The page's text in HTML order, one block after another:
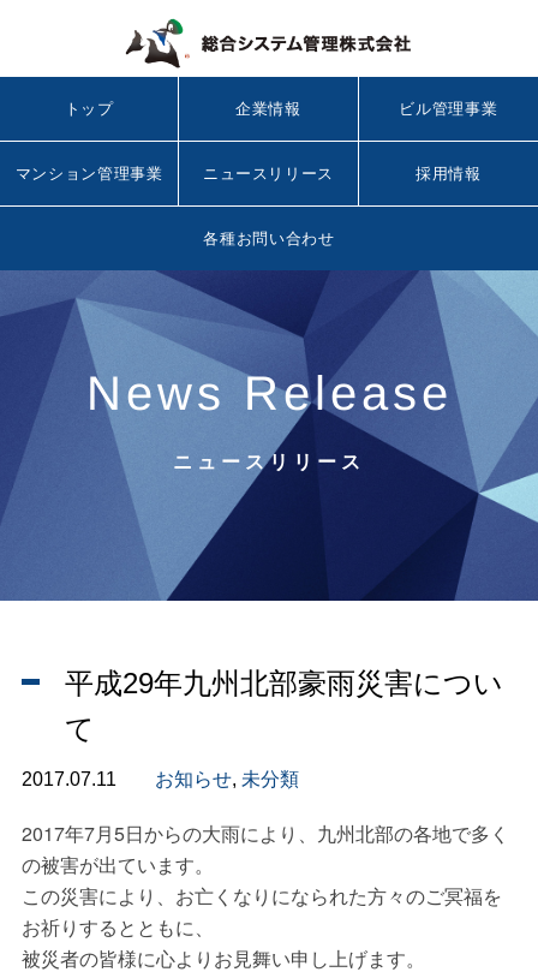
トップ 企業情報 ビル管理事業
マンション管理事業 ニュースリリース 採用情報
各種お問い合わせ
News Release
ニュースリリース
平成29年九州北部豪雨災害につい
て
2017.07.11 お知らせ, 未分類
2017年7月5日からの大雨により、九州北部の各地で多く
の被害が出ています。
この災害により、お亡くなりになられた方々のご冥福を
お祈りするとともに、
被災者の皆様に心よりお見舞い申し上げます。